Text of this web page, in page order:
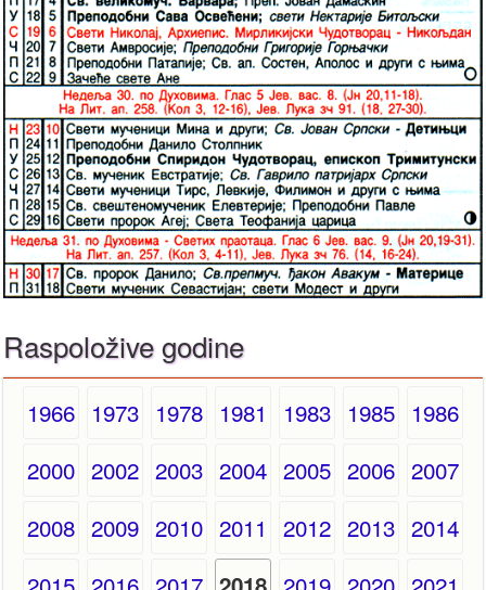
Raspoložive godine
1966 1973 1978 1981 1983 1985 1986
2000 2002 2003 2004 2005 2006 2007
2008 2009 2010 2011 2012 2013 2014